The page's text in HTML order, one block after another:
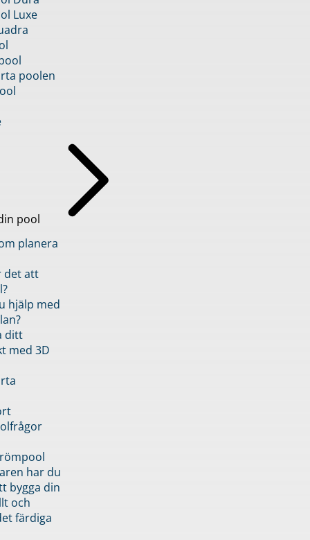
Luxe
poolen
pool
planera
det att
hjälp med
ditt
med 3D
har du
bygga din
och
färdiga